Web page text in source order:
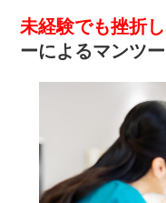
未経験でも挫折
ーによるマンツ